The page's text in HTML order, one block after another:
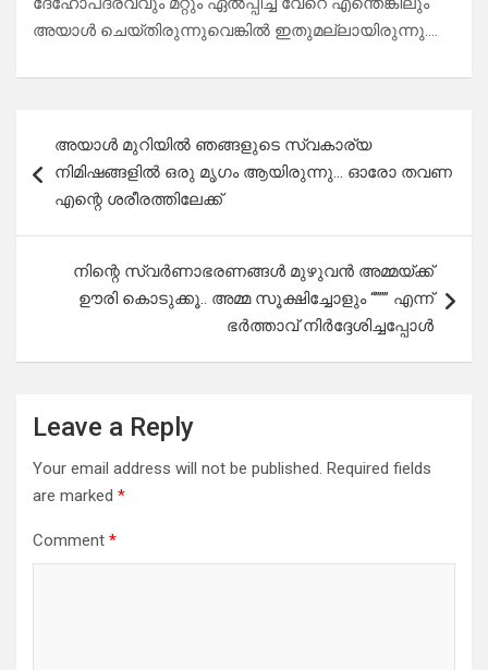
അയാൾ ചെയ്തിരുന്നുവെങ്കിൽ ഇതുമല്ലായിരുന്നു….
navigation
അയാൾ മുറിയിൽ ഞങ്ങളുടെ സ്വകാര്യ
നിമിഷങ്ങളിൽ ഒരു മൃഗം ആയിരുന്നു… ഓരോ തവണ
എന്റെ ശരീരത്തിലേക്ക്
നിന്റെ സ്വർണാഭരണങ്ങൾ മുഴുവൻ അമ്മയ്ക്ക്
ഊരി കൊടുക്കൂ.. അമ്മ സൂക്ഷിച്ചോളും “””” എന്ന്
ഭർത്താവ് നിർദ്ദേശിച്ചപ്പോൾ
Leave a Reply
Your email address will not be published. Required fields
are marked *
Comment *